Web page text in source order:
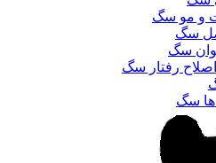
و مو سگ
سگ
سگ
رفتار سگ
ها سگ